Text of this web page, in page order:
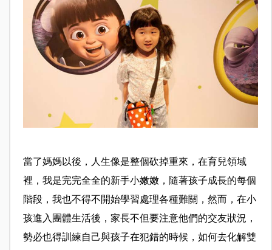
當了媽媽以後，人生像是整個砍掉重來，在育兒領域
裡，我是完完全全的新手小嫩嫩，隨著孩子成長的每個
階段，我也不得不開始學習處理各種難關，然而，在小
孩進入團體生活後，家長不但要注意他們的交友狀況，
勢必也得訓練自己與孩子在犯錯的時候，如何去化解雙